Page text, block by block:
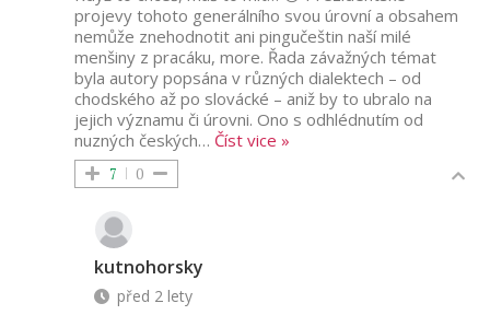
projevy tohoto generálního svou úrovní a obsahem
nemůže znehodnotit ani pingučeštin naší milé
menšiny z pracáku, more. Řada závažných témat
byla autory popsána v různých dialektech – od
chodského až po slovácké – aniž by to ubralo na
jejich významu či úrovni. Ono s odhlédnutím od
nuzných českých… Číst vice »
7 0
kutnohorsky
před 2 lety